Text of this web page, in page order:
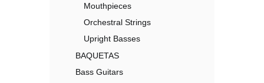
Mouthpieces
Orchestral Strings
Upright Basses
BAQUETAS
Bass Guitars